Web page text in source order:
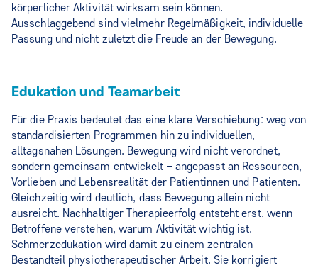
körperlicher Aktivität wirksam sein können.
Ausschlaggebend sind vielmehr Regelmäßigkeit, individuelle
Passung und nicht zuletzt die Freude an der Bewegung.
Edukation und Teamarbeit
Für die Praxis bedeutet das eine klare Verschiebung: weg von
standardisierten Programmen hin zu individuellen,
alltagsnahen Lösungen. Bewegung wird nicht verordnet,
sondern gemeinsam entwickelt – angepasst an Ressourcen,
Vorlieben und Lebensrealität der Patientinnen und Patienten.
Gleichzeitig wird deutlich, dass Bewegung allein nicht
ausreicht. Nachhaltiger Therapieerfolg entsteht erst, wenn
Betroffene verstehen, warum Aktivität wichtig ist.
Schmerzedukation wird damit zu einem zentralen
Bestandteil physiotherapeutischer Arbeit. Sie korrigiert